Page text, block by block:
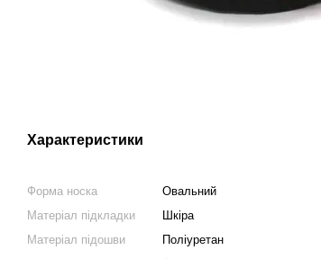
Характеристики
Форма носка
Овальний
Матеріал підкладки
Шкіра
Матеріал підошви
Поліуретан